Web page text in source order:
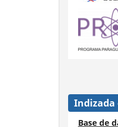
Indizada
Base de